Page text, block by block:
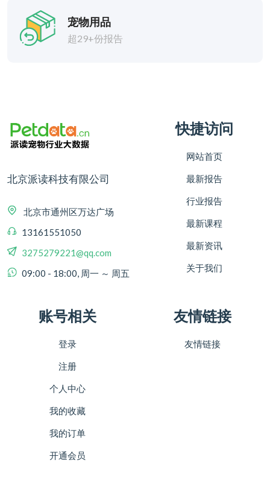
宠物用品
超29+份报告
北京派读科技有限公司
北京市通州区万达广场
13161551050
3275279221@qq.com
09:00 - 18:00, 周一 ～ 周五
快捷访问
网站首页
最新报告
行业报告
最新课程
最新资讯
关于我们
账号相关
登录
注册
个人中心
我的收藏
我的订单
开通会员
友情链接
友情链接